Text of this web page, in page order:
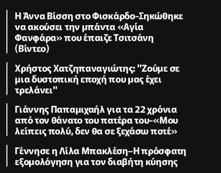
Η Άννα Βίσση στο Φισκάρδο-Σηκώθηκε
να ακούσει την μπάντα «Αγία
Φανφάρα» που έπαιζε Τσιτσάνη
(Βίντεο)
Χρήστος Χατζηπαναγιώτης: "Ζούμε σε
μια δυστοπική εποχή που μας έχει
τρελάνει"
Γιάννης Παπαμιχαήλ για τα 22 χρόνια
από τον θάνατο του πατέρα του-«Μου
λείπεις πολύ, δεν θα σε ξεχάσω ποτέ»
Γέννησε η Λίλα Μπακλέση–Η πρόσφατη
εξομολόγηση για τον διαβήτη κύησης